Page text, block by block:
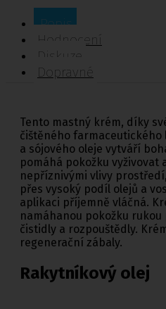
Popis
Hodnocení
Diskuze
Dopravné
Tento mastný krém, díky
čištěného
a sójového oleje vytváří
pomáhá pokožku vyživovat
nepříznivými vlivy
přes vysoký podíl olejů a
aplikaci příjemně vláčná.
namáhanou pokožku rukou
čistidly a rozpouštědly.
regenerační zábaly.
Rakytníkový olej